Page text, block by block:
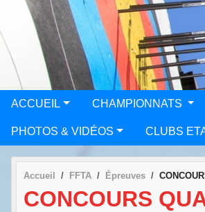
ACCUEIL CHAMPIONNATS
PHOTOS & VIDÉOS CLUBS
Accueil FFTA Épreuves
CONCOURS